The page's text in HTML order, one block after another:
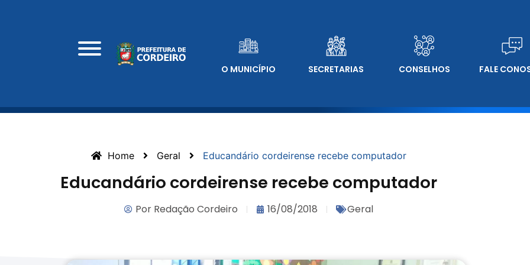
O MUNICÍPIO SECRETARIAS CONSELHOS FALE
Home Geral Educandário cordeirense recebe computador
Educandário cordeirense recebe computador
PorRedação Cordeiro 16/08/2018 Geral